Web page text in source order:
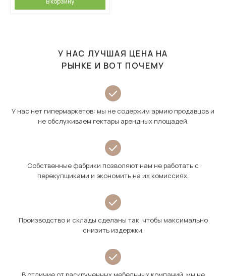
У НАС ЛУЧШАЯ ЦЕНА НА
РЫНКЕ И ВОТ ПОЧЕМУ
У нас нет гипермаркетов: мы не содержим армию продавцов и
не обслуживаем гектары арендных площадей.
Собственные фабрики позволяют нам не работать с
перекупщиками и экономить на их комиссиях.
Производство и склады сделаны так, чтобы максимально
снизить издержки.